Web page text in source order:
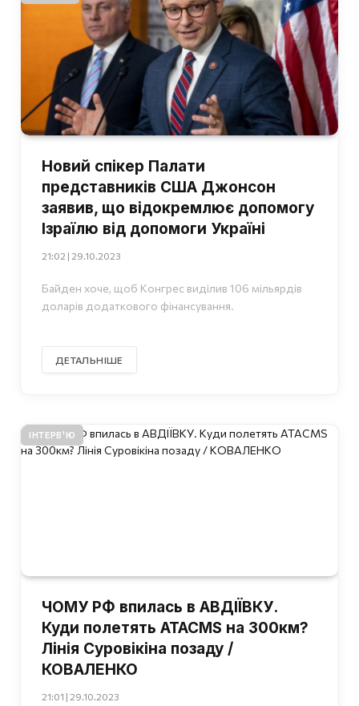
Новий спікер Палати
представників США Джонсон
заявив, що відокремлює допомогу
Ізраїлю від допомоги Україні
21:02 | 29.10.2023
Байден хоче, щоб Конгрес виділив 106 мільярдів
доларів додаткового фінансування.
ДЕТАЛЬНІШЕ
ІНТЕРВ'Ю
ЧОМУ РФ впилась в АВДІЇВКУ.
Куди полетять ATACMS на 300км?
Лінія Суровікіна позаду /
КОВАЛЕНКО
21:01 | 29.10.2023